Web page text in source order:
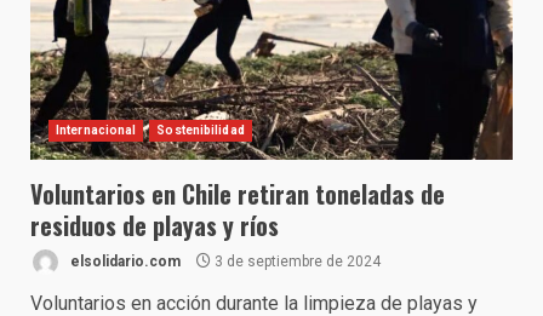
Internacional Sostenibilidad
Voluntarios en Chile retiran toneladas de
residuos de playas y ríos
elsolidario.com 3 de septiembre de 2024
Voluntarios en acción durante la limpieza de playas y